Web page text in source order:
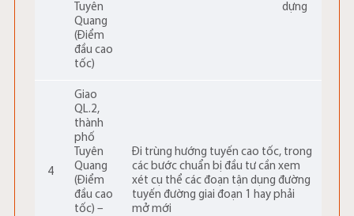
Tuyên
Quang
(Điểm
đầu cao
tốc)
dựng
4
Giao
QL.2,
thành
phố
Tuyên
Quang
(Điểm
đầu cao
tốc) –
Đi trùng hướng tuyến cao tốc, trong
các bước chuẩn bị đầu tư cần xem
xét cụ thể các đoạn tận dụng đường
tuyến đường giai đoạn 1 hay phải
mở mới